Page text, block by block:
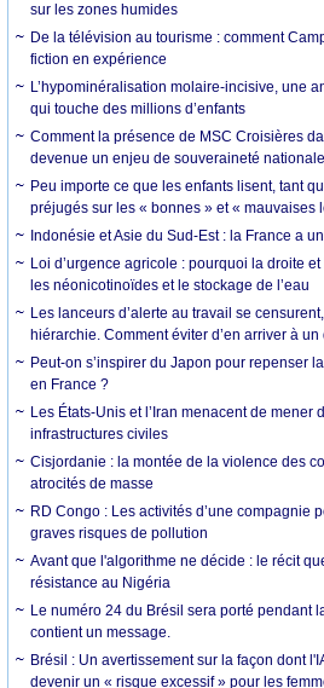
sur les zones humides
De la télévision au tourisme : comment
fiction en expérience
L’hypominéralisation molaire-incisive, une
qui touche des millions d’enfants
Comment la présence de MSC Croisières
devenue un enjeu de souveraineté nationale
Peu importe ce que les enfants lisent, tant
préjugés sur les « bonnes » et « mauvaises
Indonésie et Asie du Sud-Est : la France a
Loi d’urgence agricole : pourquoi la droite
les néonicotinoïdes et le stockage de l’eau
Les lanceurs d’alerte au travail se
hiérarchie. Comment éviter d’en arriver à un
Peut-on s’inspirer du Japon pour repenser
en France ?
Les États-Unis et l’Iran menacent de mener
infrastructures civiles
Cisjordanie : la montée de la violence des
atrocités de masse
RD Congo : Les activités d’une compagnie
graves risques de pollution
Avant que l'algorithme ne décide : le récit
résistance au Nigéria
Le numéro 24 du Brésil sera porté pendant
contient un message.
Brésil : Un avertissement sur la façon dont
devenir un « risque excessif » pour les